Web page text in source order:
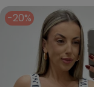
-20%